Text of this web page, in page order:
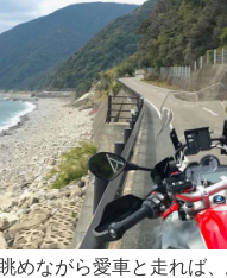
めながら愛車と走れば